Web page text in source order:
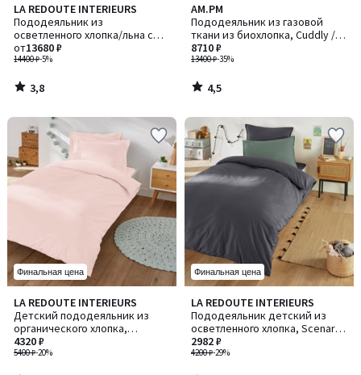
LA REDOUTE INTERIEURS
Пододеяльник из
осветленного хлопка/льна с
вышивкой, Ravenel / Ревенел
14400 ₽-5%
от13680 ₽
3,8
/ 5
3,8
/
AM.PM
Пододеяльник из газовой
ткани из биохлопка, Cuddly /
Каддли
13400 ₽-35%
8710 ₽
4,5
/ 5
4,5
/
Финальная цена
LA REDOUTE INTERIEURS
Детский пододеяльник из
органического хлопка,
Scenario / Сценарио
5400 ₽-20%
4320 ₽
3,9
/ 5
Финальная цена
LA REDOUTE INTERIEURS
Пододеяльник детский из
осветленного хлопка, Scenario
/ Сценарио
4200 ₽-29%
2982 ₽
4,3
/ 5